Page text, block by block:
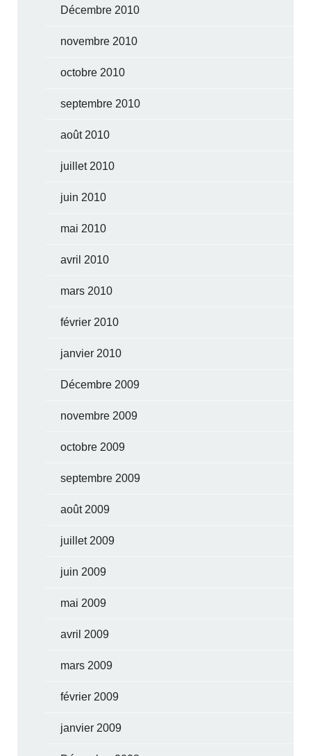
Décembre 2010
novembre 2010
octobre 2010
septembre 2010
août 2010
juillet 2010
juin 2010
mai 2010
avril 2010
mars 2010
février 2010
janvier 2010
Décembre 2009
novembre 2009
octobre 2009
septembre 2009
août 2009
juillet 2009
juin 2009
mai 2009
avril 2009
mars 2009
février 2009
janvier 2009